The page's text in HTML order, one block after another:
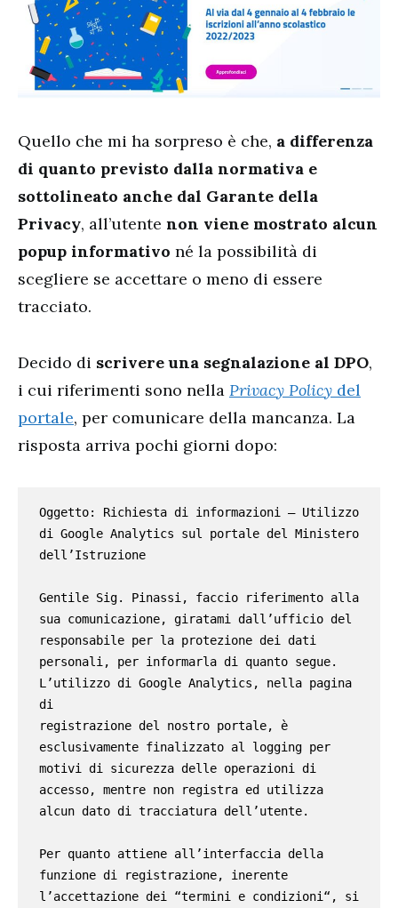
Quello che mi ha sorpreso è che, a differenza
di quanto previsto dalla normativa e
sottolineato anche dal Garante della
Privacy, all’utente non viene mostrato alcun
popup informativo né la possibilità di
scegliere se accettare o meno di essere
tracciato.
Decido di scrivere una segnalazione al DPO,
i cui riferimenti sono nella Privacy Policy del
portale, per comunicare della mancanza. La
risposta arriva pochi giorni dopo:
Oggetto: Richiesta di informazioni – Utilizzo
di Google Analytics sul portale del Ministero
dell’Istruzione
Gentile Sig. Pinassi, faccio riferimento alla
sua comunicazione, giratami dall’ufficio del
responsabile per la protezione dei dati
personali, per informarla di quanto segue.
L’utilizzo di Google Analytics, nella pagina
di
registrazione del nostro portale, è
esclusivamente finalizzato al logging per
motivi di sicurezza delle operazioni di
accesso, mentre non registra ed utilizza
alcun dato di tracciatura dell’utente.
Per quanto attiene all’interfaccia della
funzione di registrazione, inerente
l’accettazione dei “termini e condizioni“, si